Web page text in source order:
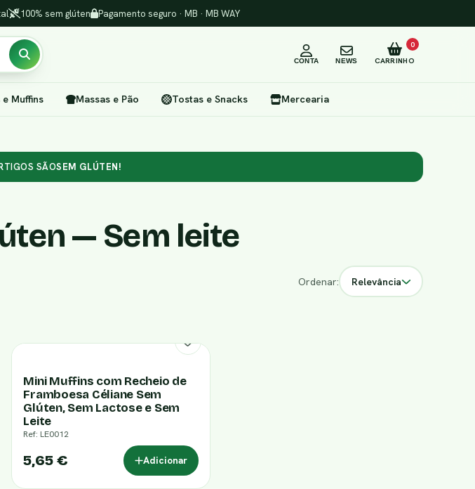
100% sem glúten Pagamento seguro · MB · MB WAY
CONTA NEWS CARRINHO
0
Muffins Massas e Pão Tostas e Snacks Mercearia
SÃOSEM GLÚTEN!
— Sem leite
Ordenar: Relevância
Mini Muffins com Recheio de
Framboesa Céliane Sem
Glúten, Sem Lactose e Sem
Leite
Ref: LE0012
5,65 € Adicionar